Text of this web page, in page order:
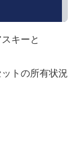
キーと
トの所有状況